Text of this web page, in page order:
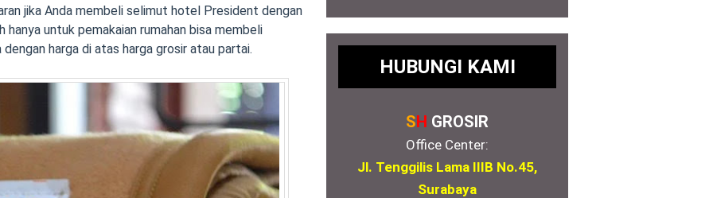
jika Anda membeli selimut hotel President dengan
untuk pemakaian rumahan bisa membeli
harga di atas harga grosir atau partai.
HUBUNGI KAMI
SH GROSIR
Office Center:
Jl. Tenggilis Lama IIIB No.45,
Surabaya